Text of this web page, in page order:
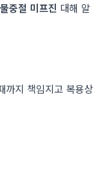
중절 미프진 대해 알
까지 책임지고 복용상